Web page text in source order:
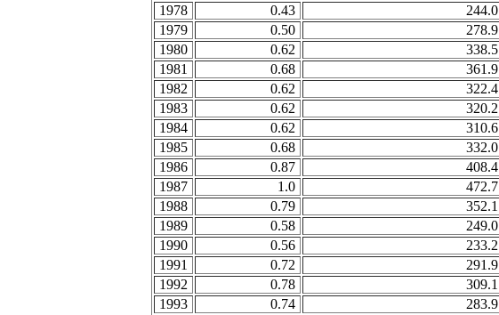
1978
0.43 244.0
1979
0.50 278.9
1980
0.62 338.5
1981
0.68 361.9
1982
0.62 322.4
1983
0.62 320.2
1984
0.62 310.6
1985
0.68 332.0
1986
0.87 408.4
1987
1.0 472.7
1988
0.79 352.1
1989
0.58 249.0
1990
0.56 233.2
1991
0.72 291.9
1992
0.78 309.1
1993
0.74 283.9